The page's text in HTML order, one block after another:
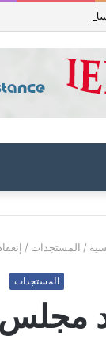
الدراسي 2027/2026
/ المستجدات /
المستجدات